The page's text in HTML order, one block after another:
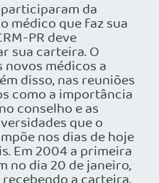
da
médico que faz sua
PR deve
sua carteira. O
médicos a
disso, nas reuniões
como a importância
conselho e as
que o
nos dias de hoje
Em 2004 a primeira
no dia 20 de janeiro,